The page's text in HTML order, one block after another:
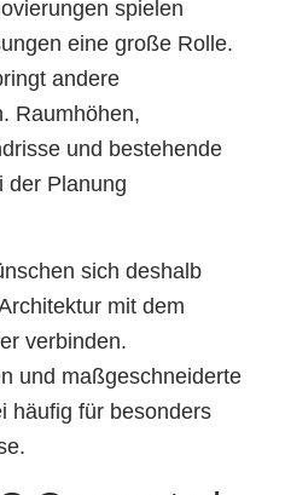
spielen
eine große Rolle.
andere
Raumhöhen,
und bestehende
der Planung
sich deshalb
mit dem
verbinden.
und maßgeschneiderte
häufig für besonders